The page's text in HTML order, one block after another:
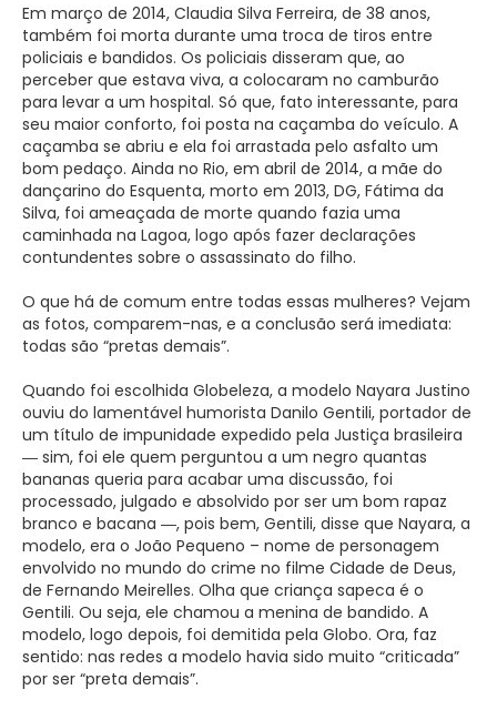
Em março de 2014, Claudia Silva Ferreira, de 38 anos,
também foi morta durante uma troca de tiros entre
policiais e bandidos. Os policiais disseram que, ao
perceber que estava viva, a colocaram no camburão
para levar a um hospital. Só que, fato interessante, para
seu maior conforto, foi posta na caçamba do veículo. A
caçamba se abriu e ela foi arrastada pelo asfalto um
bom pedaço. Ainda no Rio, em abril de 2014, a mãe do
dançarino do Esquenta, morto em 2013, DG, Fátima da
Silva, foi ameaçada de morte quando fazia uma
caminhada na Lagoa, logo após fazer declarações
contundentes sobre o assassinato do filho.
O que há de comum entre todas essas mulheres? Vejam
as fotos, comparem-nas, e a conclusão será imediata:
todas são “pretas demais”.
Quando foi escolhida Globeleza, a modelo Nayara Justino
ouviu do lamentável humorista Danilo Gentili, portador de
um título de impunidade expedido pela Justiça brasileira
― sim, foi ele quem perguntou a um negro quantas
bananas queria para acabar uma discussão, foi
processado, julgado e absolvido por ser um bom rapaz
branco e bacana ―, pois bem, Gentili, disse que Nayara, a
modelo, era o João Pequeno – nome de personagem
envolvido no mundo do crime no filme Cidade de Deus,
de Fernando Meirelles. Olha que criança sapeca é o
Gentili. Ou seja, ele chamou a menina de bandido. A
modelo, logo depois, foi demitida pela Globo. Ora, faz
sentido: nas redes a modelo havia sido muito “criticada”
por ser “preta demais”.